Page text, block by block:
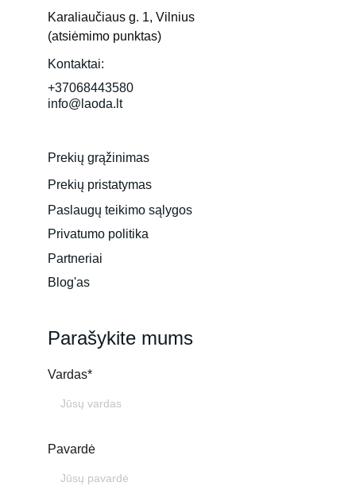
Parašykite mums
Vardas*
Pavardė
Karaliaučiaus g. 1, Vilnius
(atsiėmimo punktas)
Kontaktai:
+37068443580
info@laoda.lt
Paslaugų teikimo sąlygos
Prekių grąžinimas
Prekių pristatymas
Privatumo politika
Partneriai
Blog'as